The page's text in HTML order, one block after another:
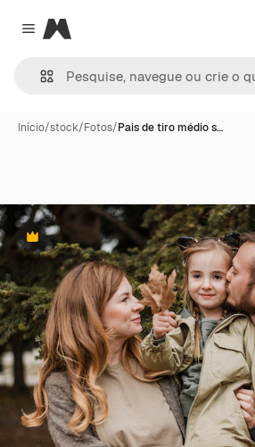
Close menu
Magnific
Início/stock/Fotos/Pais de tiro médio s…
Premium